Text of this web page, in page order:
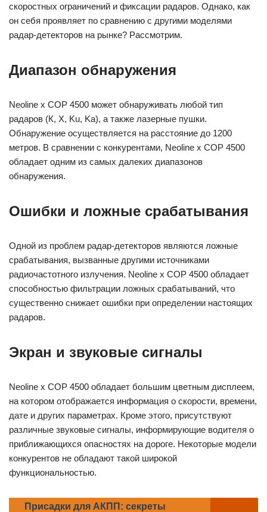
скоростных ограничений и фиксации радаров. Однако, как
он себя проявляет по сравнению с другими моделями
радар-детекторов на рынке? Рассмотрим.
Диапазон обнаружения
Neoline x COP 4500 может обнаруживать любой тип
радаров (К, X, Ku, Ka), а также лазерные пушки.
Обнаружение осуществляется на расстояние до 1200
метров. В сравнении с конкурентами, Neoline x COP 4500
обладает одним из самых далеких диапазонов
обнаружения.
Ошибки и ложные срабатывания
Одной из проблем радар-детекторов являются ложные
срабатывания, вызванные другими источниками
радиочастотного излучения. Neoline x COP 4500 обладает
способностью фильтрации ложных срабатываний, что
существенно снижает ошибки при определении настоящих
радаров.
Экран и звуковые сигналы
Neoline x COP 4500 обладает большим цветным дисплеем,
на котором отображается информация о скорости, времени,
дате и других параметрах. Кроме этого, присутствуют
различные звуковые сигналы, информирующие водителя о
приближающихся опасностях на дороге. Некоторые модели
конкурентов не обладают такой широкой
функциональностью.
Присадки для АКПП: секреты